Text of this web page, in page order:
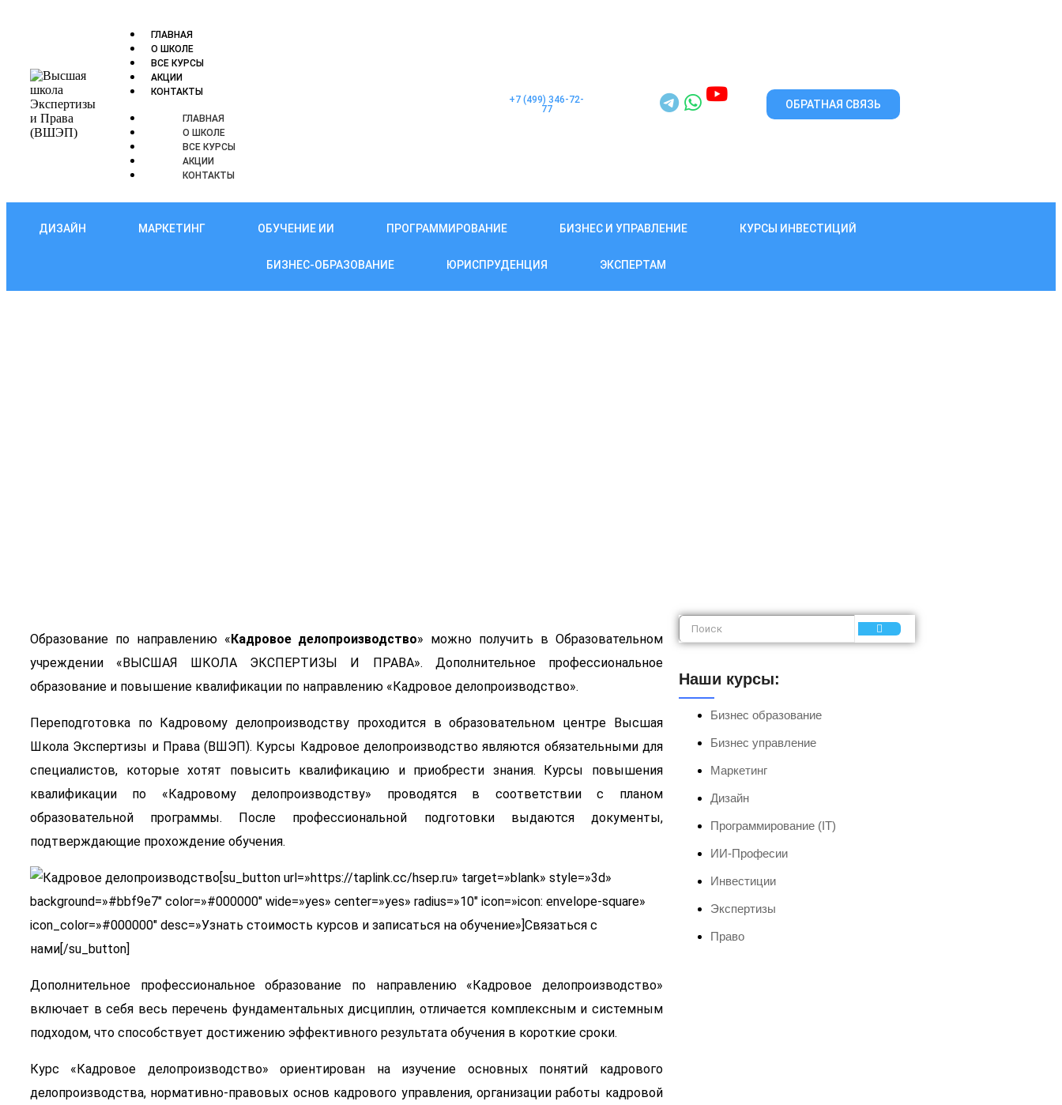
ГЛАВНАЯ
О ШКОЛЕ
ВСЕ КУРСЫ
АКЦИИ
КОНТАКТЫ
ГЛАВНАЯ
О ШКОЛЕ
ВСЕ КУРСЫ
АКЦИИ
КОНТАКТЫ
+7 (499) 346-72-
77
ОБРАТНАЯ СВЯЗЬ
ДИЗАЙН МАРКЕТИНГ ОБУЧЕНИЕ ИИ ПРОГРАММИРОВАНИЕ БИЗНЕС И УПРАВЛЕНИЕ КУРСЫ ИНВЕСТИЦИЙ
БИЗНЕС-ОБРАЗОВАНИЕ ЮРИСПРУДЕНЦИЯ ЭКСПЕРТАМ
Образование по направлению «Кадровое делопроизводство» можно получить в Образовательном
учреждении «ВЫСШАЯ ШКОЛА ЭКСПЕРТИЗЫ И ПРАВА». Дополнительное профессиональное
образование и повышение квалификации по направлению «Кадровое делопроизводство».
Переподготовка по Кадровому делопроизводству проходится в образовательном центре Высшая
Школа Экспертизы и Права (ВШЭП). Курсы Кадровое делопроизводство являются обязательными для
специалистов, которые хотят повысить квалификацию и приобрести знания. Курсы повышения
квалификации по «Кадровому делопроизводству» проводятся в соответствии с планом
образовательной программы. После профессиональной подготовки выдаются документы,
подтверждающие прохождение обучения.
[su_button url=»https://taplink.cc/hsep.ru» target=»blank» style=»3d»
background=»#bbf9e7″ color=»#000000″ wide=»yes» center=»yes» radius=»10″ icon=»icon: envelope-square»
icon_color=»#000000″ desc=»Узнать стоимость курсов и записаться на обучение»]Связаться с
нами[/su_button]
Дополнительное профессиональное образование по направлению «Кадровое делопроизводство»
включает в себя весь перечень фундаментальных дисциплин, отличается комплексным и системным
подходом, что способствует достижению эффективного результата обучения в короткие сроки.
Курс «Кадровое делопроизводство» ориентирован на изучение основных понятий кадрового
делопроизводства, нормативно-правовых основ кадрового управления, организации работы кадровой
Наши курсы:
Бизнес образование
Бизнес управление
Маркетинг
Дизайн
Программирование (IT)
ИИ-Професии
Инвестиции
Экспертизы
Право